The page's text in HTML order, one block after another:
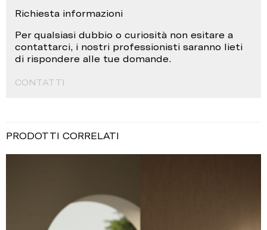
Richiesta informazioni
Per qualsiasi dubbio o curiosità non esitare a
contattarci, i nostri professionisti saranno lieti
di rispondere alle tue domande.
CONTATTI
PRODOTTI CORRELATI